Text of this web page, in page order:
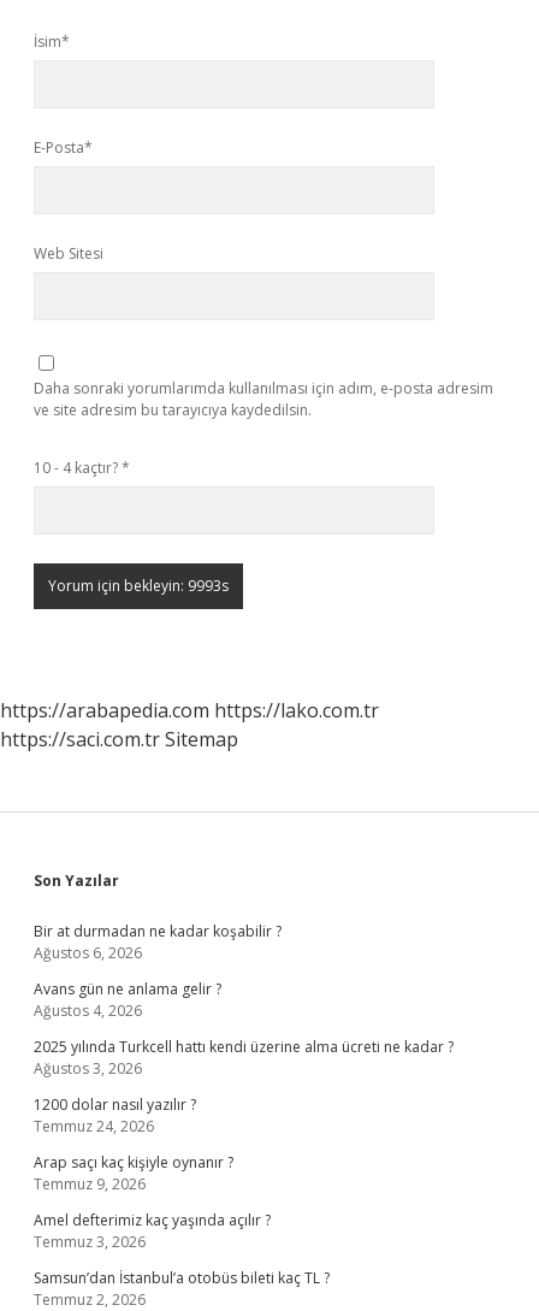
İsim*
E-Posta*
Web Sitesi
Daha sonraki yorumlarımda kullanılması için adım, e-posta adresim
ve site adresim bu tarayıcıya kaydedilsin.
10 - 4 kaçtır?*
https://arabapedia.com https://lako.com.tr
https://saci.com.trSitemap
Sidebar
Son Yazılar
Bir at durmadan ne kadar koşabilir ?
Ağustos 6, 2026
Avans gün ne anlama gelir ?
Ağustos 4, 2026
2025 yılında Turkcell hattı kendi üzerine alma ücreti ne kadar ?
Ağustos 3, 2026
1200 dolar nasıl yazılır ?
Temmuz 24, 2026
Arap saçı kaç kişiyle oynanır ?
Temmuz 9, 2026
Amel defterimiz kaç yaşında açılır ?
Temmuz 3, 2026
Samsun’dan İstanbul’a otobüs bileti kaç TL ?
Temmuz 2, 2026